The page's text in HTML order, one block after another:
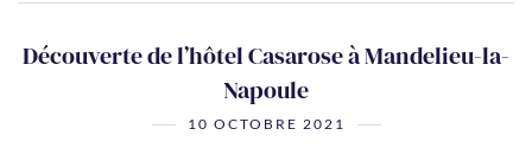
Découverte de l’hôtel Casarose à Mandelieu-la-
Napoule
10 OCTOBRE 2021